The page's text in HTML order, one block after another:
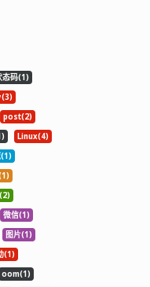
态码(1)
post(2)
Linux(4)
(1)
微信(1)
图片(1)
(1)
oom(1)